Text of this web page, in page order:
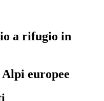
a rifugio in
europee